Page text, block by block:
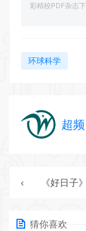
彩精校PDF杂志
环球科学
超频
《好日子》2024年第10期全彩
猜你喜欢